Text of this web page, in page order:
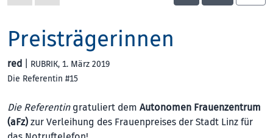
Preisträgerinnen
red RUBRIK, 1. März 2019
Die Referentin #15
Die Referentingratuliert dem Autonomen Frauenzentrum
(aFz) zur Verleihung des Frauenpreises der Stadt Linz für